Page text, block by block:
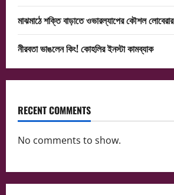
মাঝমাঠে শক্তি বাড়াতে ওভারল্যাপের কৌশল লোবেরার
নীরবতা ভাঙলেন কিং! কোহলির ইনস্টা কামব্যাক
RECENT COMMENTS
No comments to show.